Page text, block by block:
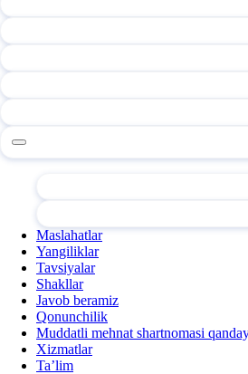
Maslahatlar
Yangiliklar
Tavsiyalar
Shakllar
Javob beramiz
Qonunchilik
Muddatli mehnat shartnomasi
Xizmatlar
Ta’lim